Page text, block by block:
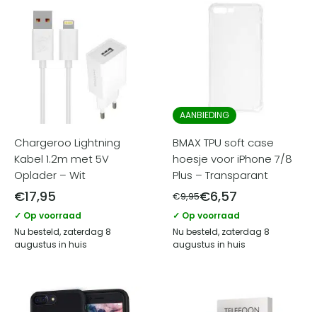
Chargeroo Lightning
Kabel 1.2m met 5V
Oplader – Wit
€17,95
✓ Op voorraad
Nu besteld, zaterdag 8
augustus in huis
AANBIEDING
BMAX TPU soft case
hoesje voor iPhone 7/8
Plus – Transparant
€9,95€6,57
✓ Op voorraad
Nu besteld, zaterdag 8
augustus in huis